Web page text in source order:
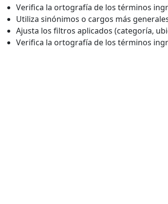
Verifica la ortografía de los términos
Utiliza sinónimos o cargos más
Ajusta los filtros aplicados (categoría,
Verifica la ortografía de los términos